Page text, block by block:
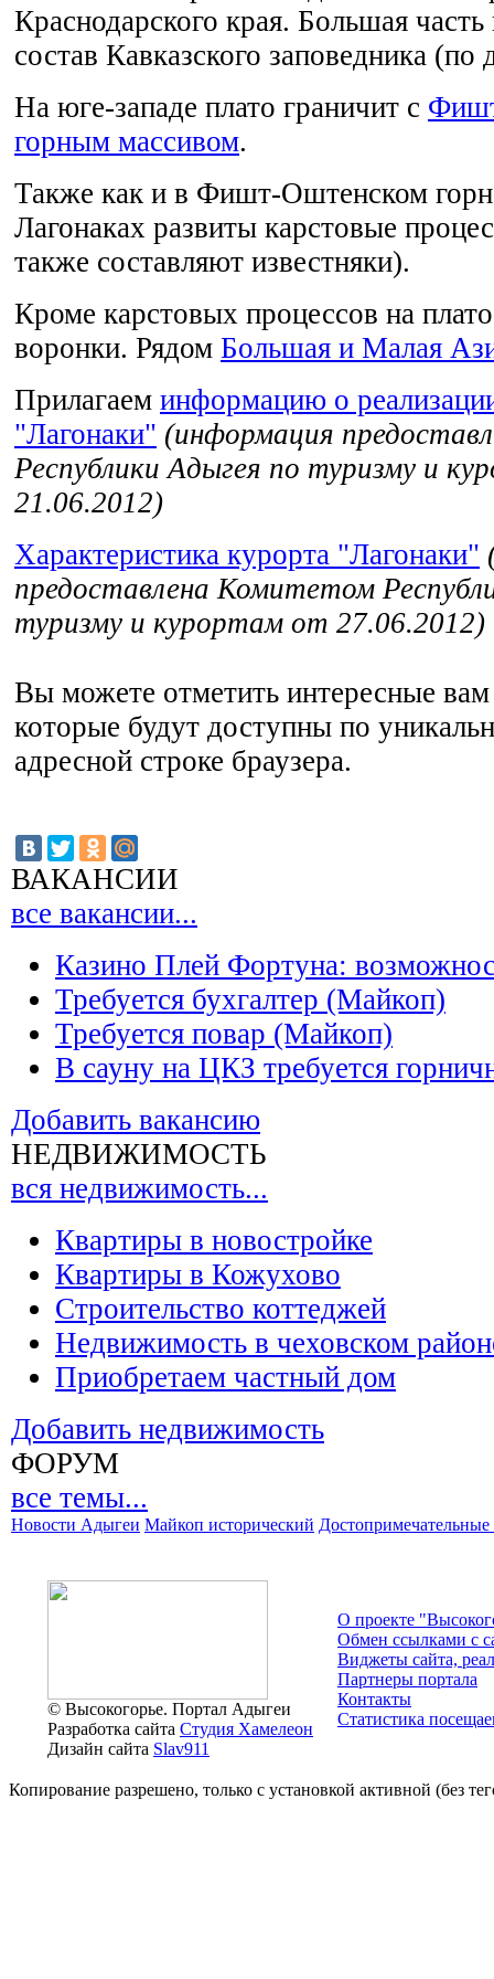
Краснодарского края. Большая часть
состав Кавказского заповедника
На юге-западе плато граничит с
горным массивом.
Также как и в Фишт-Оштенском
Лагонаках развиты карстовые
также составляют известняки).
Кроме карстовых процессов на
воронки. Рядом Большая и Малая
Прилагаем информацию о
"Лагонаки" (информация
Республики Адыгея по туризму и
21.06.2012)
Характеристика курорта "Лагонаки"
предоставлена Комитетом
туризму и курортам от 27.06.2012)
Вы можете отметить интересные
которые будут доступны по
адресной строке браузера.
ВАКАНСИИ
все вакансии...
Казино Плей Фортуна:
Требуется бухгалтер (Майкоп)
Требуется повар (Майкоп)
В сауну на ЦКЗ требуется
Добавить вакансию
НЕДВИЖИМОСТЬ
вся недвижимость...
Квартиры в новостройке
Квартиры в Кожухово
Строительство коттеджей
Недвижимость в чеховском
Приобретаем частный дом
Добавить недвижимость
ФОРУМ
все темы...
Новости Адыгеи Майкоп исторический Достопримечательные
© Высокогорье. Портал Адыгеи
Разработка сайта Студия Хамелеон
Дизайн сайта Slav911
О проекте
Обмен ссылками c
Виджеты сайта,
Партнеры портала
Контакты
Статистика
Копирование разрешено, только с установкой активной (без